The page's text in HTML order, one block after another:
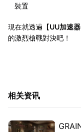
裝置
現在就透過【UU加速器
的激烈槍戰對決吧！
相关资讯